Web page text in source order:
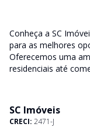
Conheça a SC
para as melhores
Oferecemos uma
residenciais até
SC Imóveis
CRECI: 2471-J